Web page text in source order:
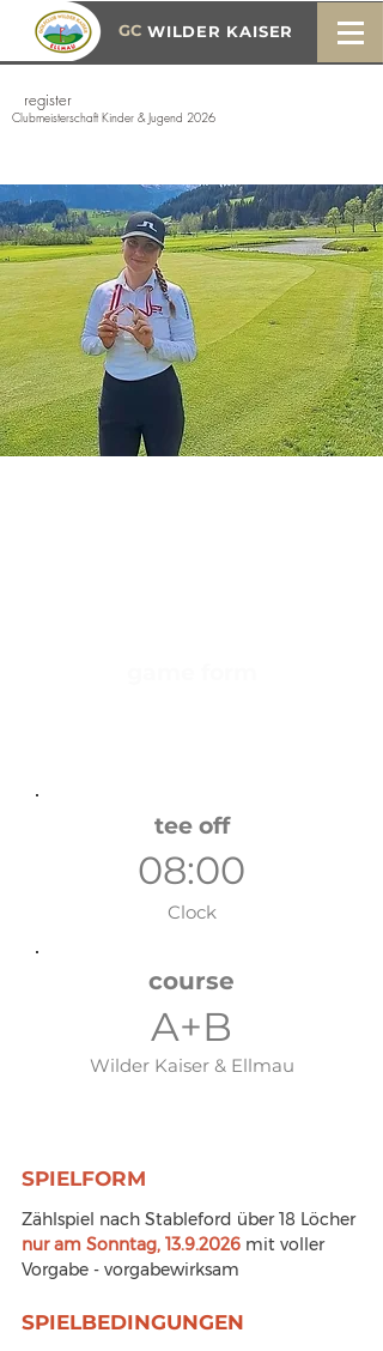
WILDER KAISER
GC
register
Clubmeisterschaft Kinder & Jugend 2026
tee off
08:00
Clock
course
A+B
Wilder Kaiser & Ellmau
SPIELFORM
Zählspiel nach Stableford über 18 Löcher
nur am Sonntag, 13.9.2026 mit voller
Vorgabe - vorgabewirksam
SPIELBEDINGUNGEN